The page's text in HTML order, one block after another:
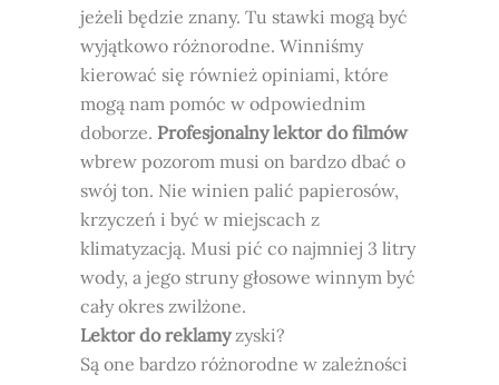
jeżeli będzie znany. Tu stawki mogą być
wyjątkowo różnorodne. Winniśmy
kierować się również opiniami, które
mogą nam pomóc w odpowiednim
doborze. Profesjonalny lektor do filmów
wbrew pozorom musi on bardzo dbać o
swój ton. Nie winien palić papierosów,
krzyczeń i być w miejscach z
klimatyzacją. Musi pić co najmniej 3 litry
wody, a jego struny głosowe winnym być
cały okres zwilżone.
Lektor do reklamyzyski?
Są one bardzo różnorodne w zależności